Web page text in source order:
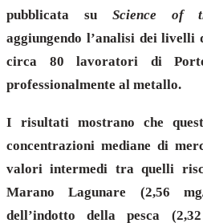
pubblicata su Science of
aggiungendo l’analisi dei
circa 80 lavoratori di
professionalmente al metallo.
I risultati mostrano che
concentrazioni mediane di
valori intermedi tra quelli
Marano Lagunare (2,56
dell’indotto della pesca